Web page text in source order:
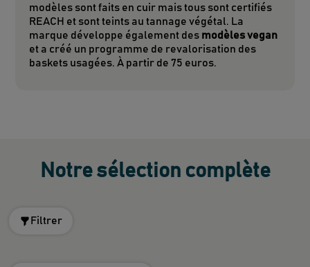
modèles sont faits en cuir mais tous sont certifiés
REACH et sont teints au tannage végétal. La
marque développe également des modèles vegan
et a créé un programme de revalorisation des
baskets usagées. À partir de 75 euros.
Notre sélection complète
Filtrer